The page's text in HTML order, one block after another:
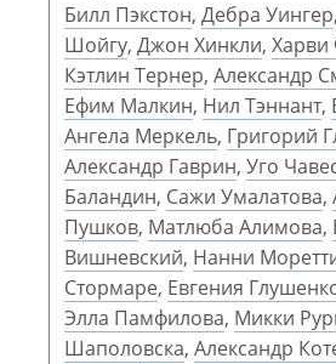
Билл Пэкстон, Дебра Уингер,
Шойгу, Джон Хинкли, Харви
Кэтлин Тернер, Александр
Ефим Малкин, Нил Тэннант,
Ангела Меркель, Григорий
Александр Гаврин, Уго
Баландин, Сажи Умалатова,
Пушков, Матлюба Алимова,
Вишневский, Нанни
Стормаре, Евгения
Элла Памфилова, Микки
Шаполовска, Александр